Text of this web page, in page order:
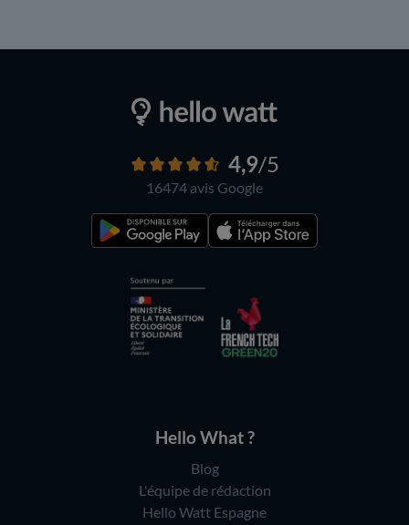
4,9/5
16474 avis Google
Hello What ?
Blog
L'équipe de rédaction
Hello Watt Espagne